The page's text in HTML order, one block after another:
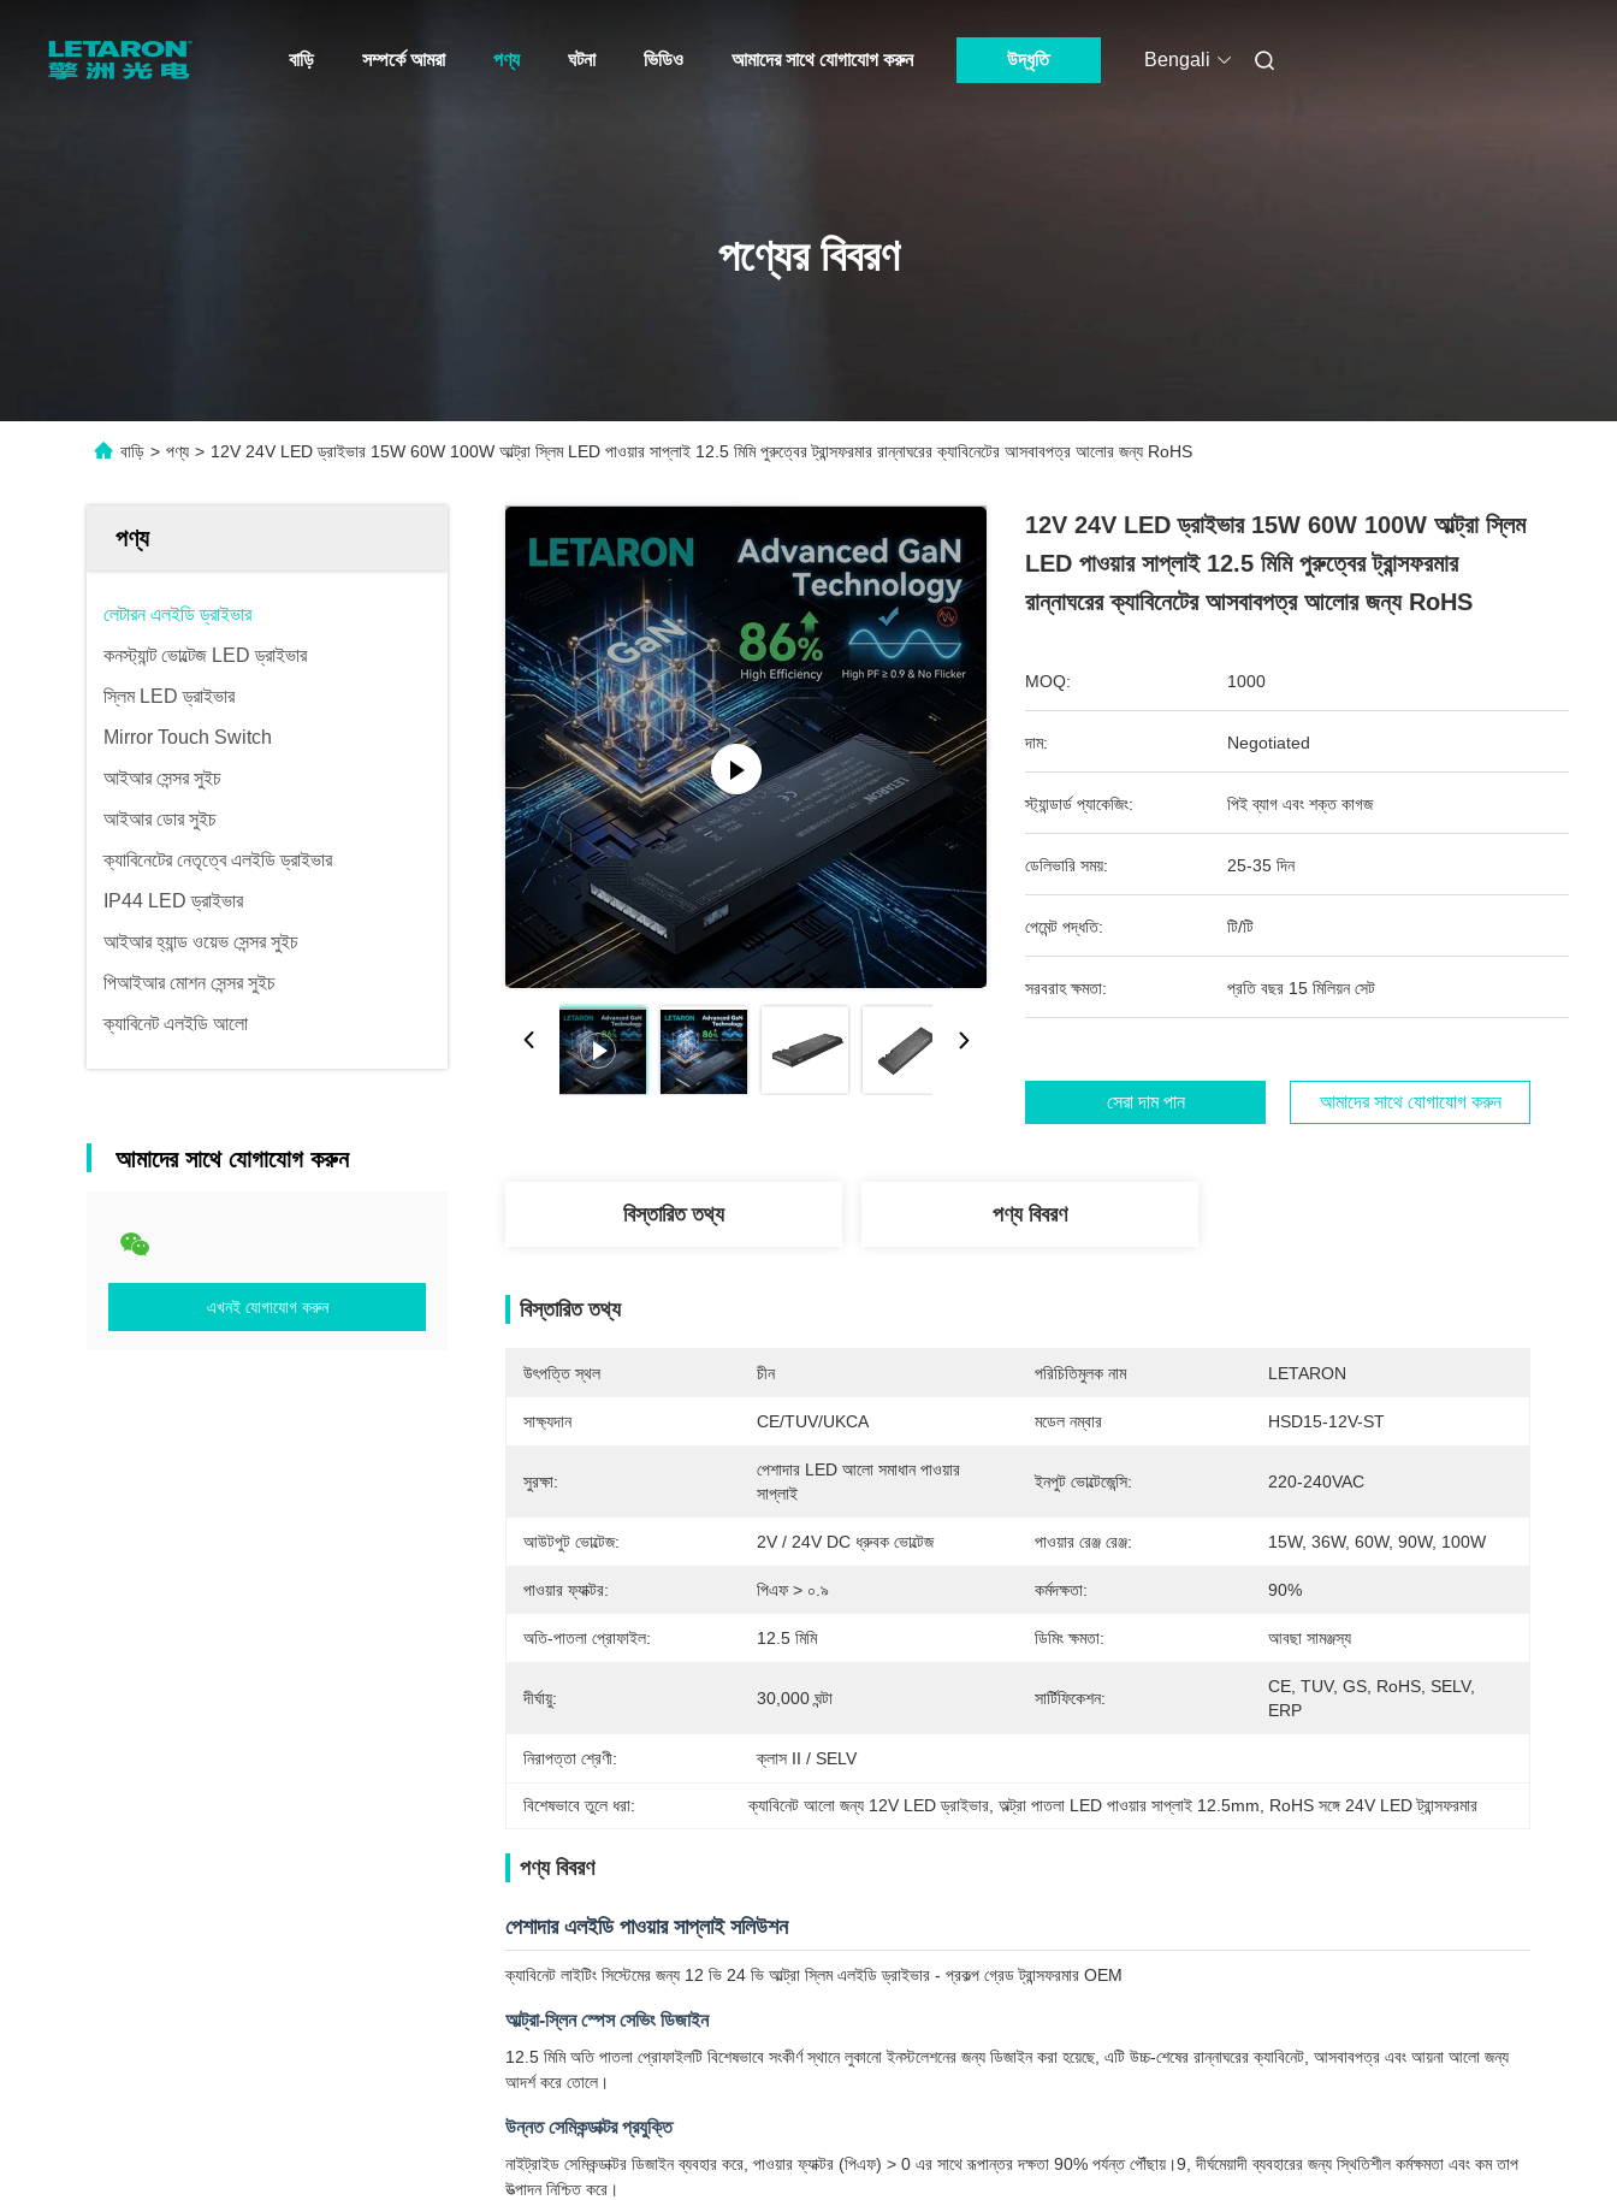
বাড়ি সম্পর্কে আমরা পণ্য ঘটনা ভিডিও আমাদের সাথে যোগাযোগ করুন উদ্ধৃতি Bengali
পণ্যের বিবরণ
বাড়ি > পণ্য > 12V 24V LED ড্রাইভার 15W 60W 100W আল্ট্রা স্লিম LED পাওয়ার সাপ্লাই 12.5 মিমি পুরুত্বের ট্রান্সফরমার রান্নাঘরের ক্যাবিনেটের আসবাবপত্র আলোর জন্য RoHS
পণ্য
লেটারন এলইডি ড্রাইভার
কনস্ট্যান্ট ভোল্টেজ LED ড্রাইভার
স্লিম LED ড্রাইভার
Mirror Touch Switch
আইআর সেন্সর সুইচ
আইআর ডোর সুইচ
ক্যাবিনেটের নেতৃত্বে এলইডি ড্রাইভার
IP44 LED ড্রাইভার
আইআর হ্যান্ড ওয়েভ সেন্সর সুইচ
পিআইআর মোশন সেন্সর সুইচ
ক্যাবিনেট এলইডি আলো
আমাদের সাথে যোগাযোগ করুন
এখনই যোগাযোগ করুন
12V 24V LED ড্রাইভার 15W 60W 100W আল্ট্রা স্লিম
LED পাওয়ার সাপ্লাই 12.5 মিমি পুরুত্বের ট্রান্সফরমার
রান্নাঘরের ক্যাবিনেটের আসবাবপত্র আলোর জন্য RoHS
MOQ: 1000
দাম: Negotiated
স্ট্যান্ডার্ড প্যাকেজিং: পিই ব্যাগ এবং শক্ত কাগজ
ডেলিভারি সময়: 25-35 দিন
পেমেন্ট পদ্ধতি: টি/টি
সরবরাহ ক্ষমতা: প্রতি বছর 15 মিলিয়ন সেট
সেরা দাম পান আমাদের সাথে যোগাযোগ করুন
বিস্তারিত তথ্য পণ্য বিবরণ
বিস্তারিত তথ্য
উৎপত্তি স্থল চীন পরিচিতিমুলক নাম LETARON
সাক্ষ্যদান CE/TUV/UKCA মডেল নম্বার HSD15-12V-ST
সুরক্ষা:
পেশাদার LED আলো সমাধান পাওয়ার
সাপ্লাই
ইনপুট ভোল্টেজেন্সি: 220-240VAC
আউটপুট ভোল্টেজ: 2V / 24V DC ধ্রুবক ভোল্টেজ পাওয়ার রেঞ্জ রেঞ্জ: 15W, 36W, 60W, 90W, 100W
পাওয়ার ফ্যাক্টর: পিএফ > ০.৯ কর্মদক্ষতা: 90%
অতি-পাতলা প্রোফাইল: 12.5 মিমি ডিমিং ক্ষমতা: আবছা সামঞ্জস্য
দীর্ঘায়ু: 30,000 ঘন্টা সার্টিফিকেশন:
CE, TUV, GS, RoHS, SELV,
ERP
নিরাপত্তা শ্রেণী: ক্লাস II / SELV
বিশেষভাবে তুলে ধরা: ক্যাবিনেট আলো জন্য 12V LED ড্রাইভার , অল্ট্রা পাতলা LED পাওয়ার সাপ্লাই 12.5mm RoHS সঙ্গে 24V LED ট্রান্সফরমার
পণ্য বিবরণ
পেশাদার এলইডি পাওয়ার সাপ্লাই সলিউশন
ক্যাবিনেট লাইটিং সিস্টেমের জন্য 12 ভি 24 ভি আল্ট্রা স্লিম এলইডি ড্রাইভার - প্রকল্প গ্রেড ট্রান্সফরমার OEM
আল্ট্রা-স্লিন স্পেস সেভিং ডিজাইন
12.5 মিমি অতি পাতলা প্রোফাইলটি বিশেষভাবে সংকীর্ণ স্থানে লুকানো ইনস্টলেশনের জন্য ডিজাইন করা হয়েছে, এটি উচ্চ-শেষের রান্নাঘরের ক্যাবিনেট, আসবাবপত্র এবং আয়না আলো জন্য
আদর্শ করে তোলে।
উন্নত সেমিকন্ডাক্টর প্রযুক্তি
নাইট্রাইড সেমিকন্ডাক্টর ডিজাইন ব্যবহার করে, পাওয়ার ফ্যাক্টর (পিএফ) > 0 এর সাথে রূপান্তর দক্ষতা 90% পর্যন্ত পৌঁছায়।9, দীর্ঘমেয়াদী ব্যবহারের জন্য স্থিতিশীল কর্মক্ষমতা এবং কম তাপ
উত্পাদন নিশ্চিত করে।